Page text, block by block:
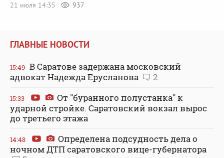
21 июля 14:35
937
ГЛАВНЫЕ НОВОСТИ
15:49 В Саратове задержана московский
адвокат Надежда Ерусланова
2
15:33
От "буранного полустанка" к
ударной стройке. Саратовский вокзал вырос
до третьего этажа
14:48
Определена подсудность дела о
ночном ДТП саратовского вице-губернатора